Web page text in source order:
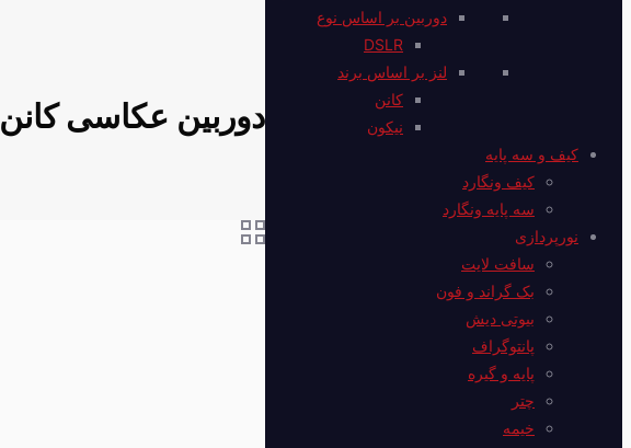
دوربین بر اساس نوع
DSLR
لنز بر اساس برند
کانن
نیکون
کیف و سه پایه
کیف ونگارد
سه پایه ونگارد
نورپردازی
سافت لایت
بک گراند و فون
بیوتی دیش
پانتوگراف
پایه و گیره
چتر
خیمه
دوربین عکاسی کانن Canon EOS 800D Kit 18-55mm IS STM